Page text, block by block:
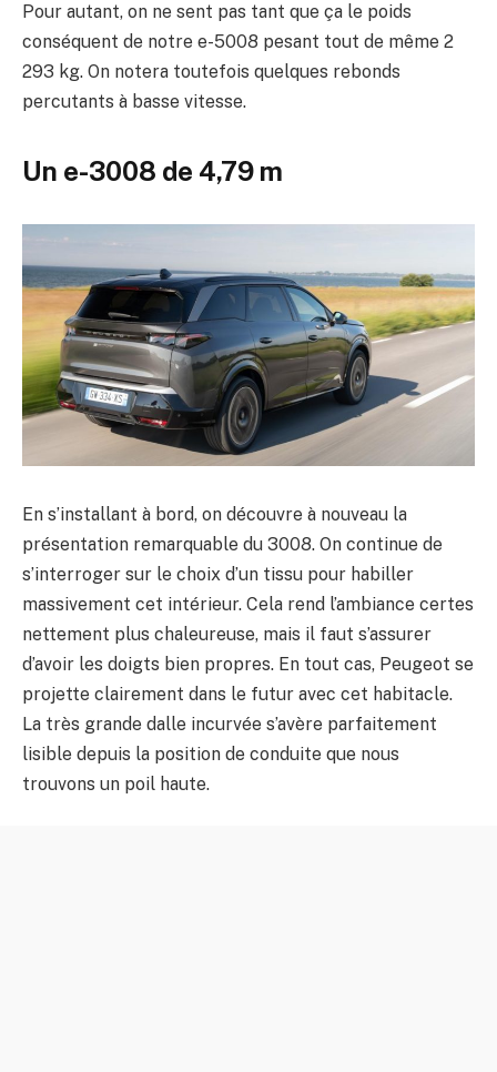
Pour autant, on ne sent pas tant que ça le poids
conséquent de notre e-5008 pesant tout de même 2
293 kg. On notera toutefois quelques rebonds
percutants à basse vitesse.
Un e-3008 de 4,79 m
En s’installant à bord, on découvre à nouveau la
présentation remarquable du 3008. On continue de
s’interroger sur le choix d’un tissu pour habiller
massivement cet intérieur. Cela rend l’ambiance certes
nettement plus chaleureuse, mais il faut s’assurer
d’avoir les doigts bien propres. En tout cas, Peugeot se
projette clairement dans le futur avec cet habitacle.
La très grande dalle incurvée s’avère parfaitement
lisible depuis la position de conduite que nous
trouvons un poil haute.